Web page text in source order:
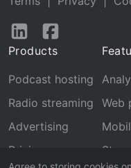
Follow
LinkedInFacebook
Products
Podcast hosting
Radio streaming
Advertising
Pricing
Web